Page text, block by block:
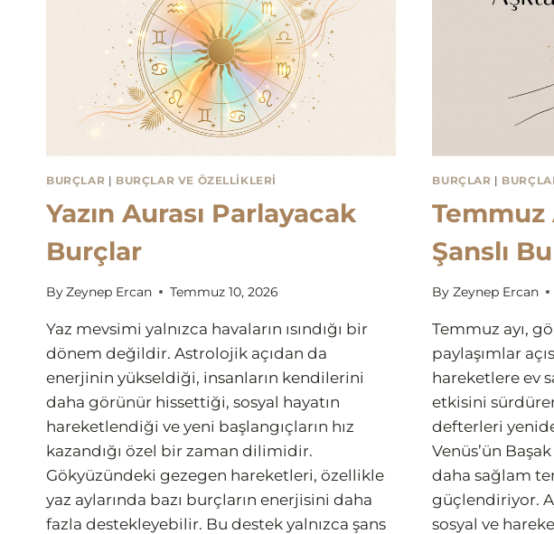
BURÇLAR | BURÇLAR VE ÖZELLIKLERI
Yazın Aurası Parlayacak
Burçlar
ByZeynep Ercan Temmuz 10, 2026
Yaz mevsimi yalnızca havaların ısındığı bir
dönem değildir. Astrolojik açıdan da
enerjinin yükseldiği, insanların kendilerini
daha görünür hissettiği, sosyal hayatın
hareketlendiği ve yeni başlangıçların hız
kazandığı özel bir zaman dilimidir.
Gökyüzündeki gezegen hareketleri, özellikle
yaz aylarında bazı burçların enerjisini daha
fazla destekleyebilir. Bu destek yalnızca şans
BURÇLAR |
Temmuz
Şanslı
By Zeynep Ercan
Temmuz ayı,
paylaşımlar
hareketlere ev
etkisini
defterleri
Venüs’ün
daha sağlam
güçlendiriyor.
sosyal ve